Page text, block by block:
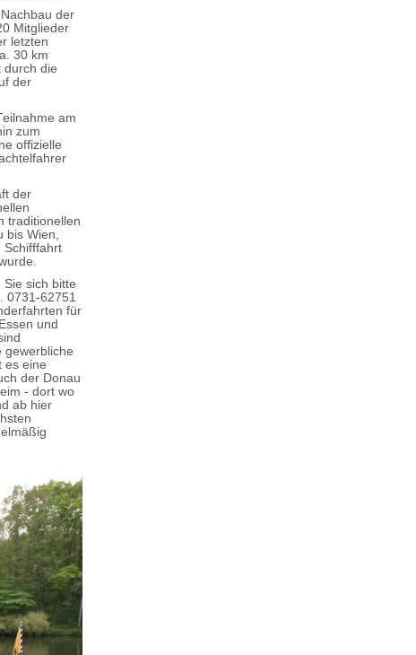
der
Mitglieder
letzten
30 km
durch die
der
am
zum
offizielle
der
traditionellen
Wien,
Schifffahrt
Sie sich bitte
0731-62751
für
und
gewerbliche
es eine
der Donau
- dort wo
ab hier